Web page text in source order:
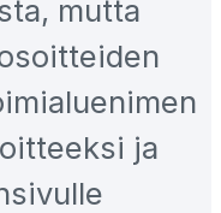
mutta
ja